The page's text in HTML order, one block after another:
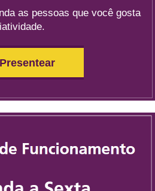
as pessoas que você gosta
Presentear